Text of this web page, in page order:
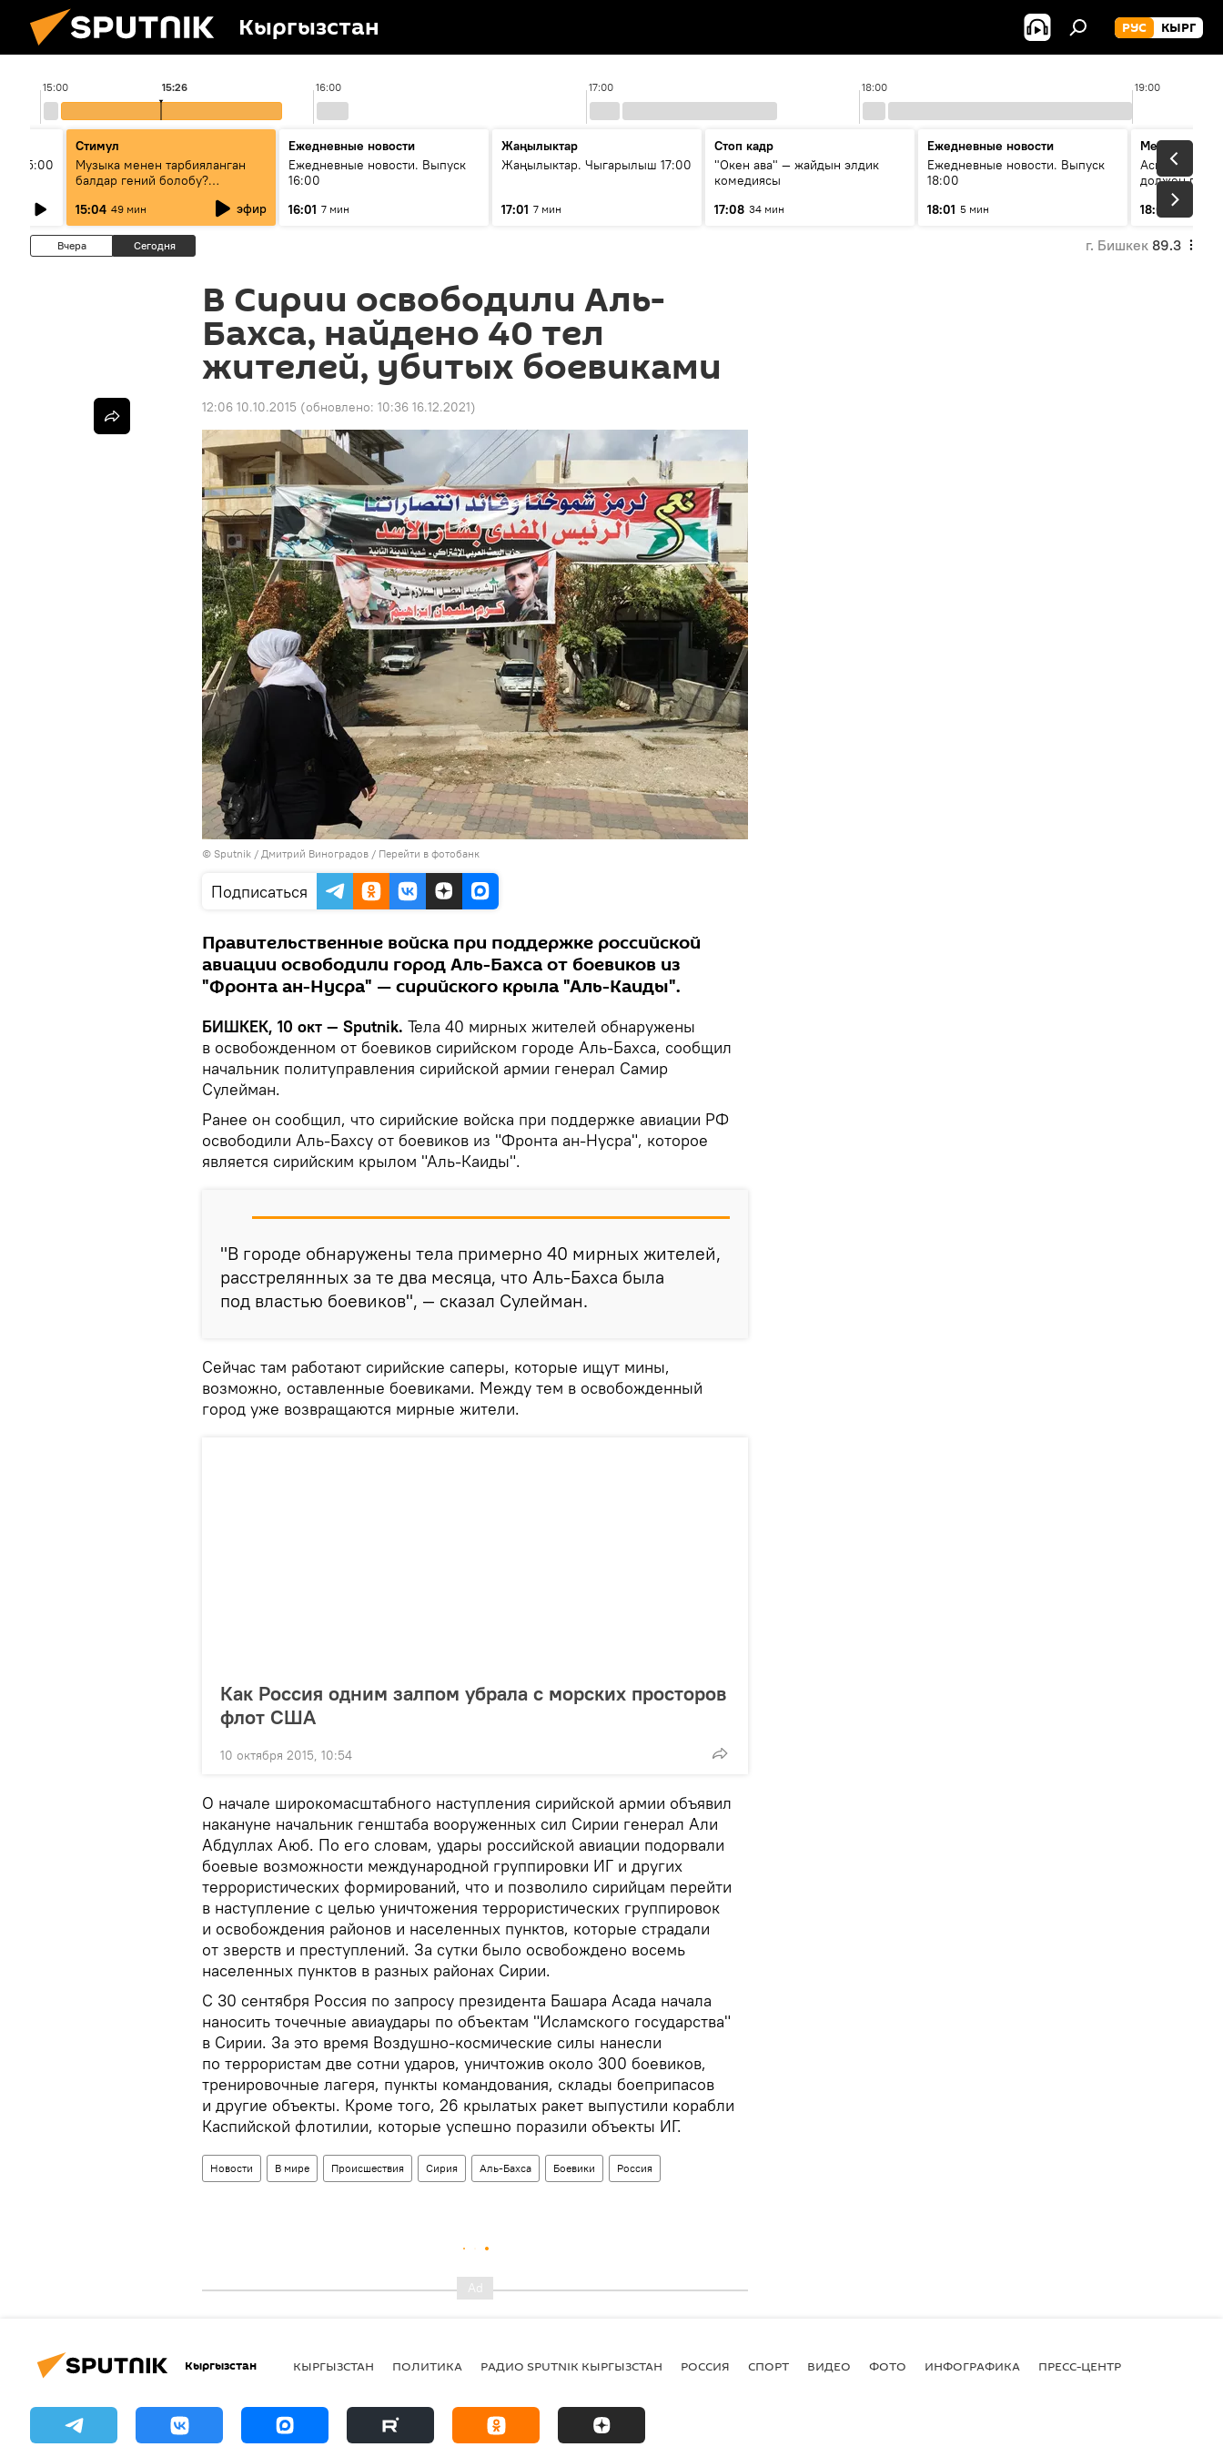
Кыргызстан РУС КЫРГ
15:00 16:00 17:00 18:00 19:00
15:26
15:00
Стимул
Музыка менен тарбияланган
балдар гений болобу?
Кыргыздын жашоосунда
музыканын орду
15:04 49 мин эфир
Ежедневные новости
Ежедневные новости. Выпуск
16:00
16:01 7 мин
Жаңылыктар
Жаңылыктар. Чыгарылыш 17:00
17:01 7 мин
Стоп кадр
"Окен ава" — жайдын элдик
комедиясы
17:08 34 мин
Ежедневные новости
Ежедневные новости. Выпуск
18:00
18:01 5 мин
Меняющие
Аскар
должен
18:06
Вчера Сегодня г. Бишкек 89.3
В Сирии освободили Аль-
Бахса, найдено 40 тел
жителей, убитых боевиками
12:06 10.10.2015 (обновлено: 10:36 16.12.2021)
© Sputnik / Дмитрий Виноградов / Перейти в фотобанк
Подписаться
Правительственные войска при поддержке российской
авиации освободили город Аль-Бахса от боевиков из
"Фронта ан-Нусра" — сирийского крыла "Аль-Каиды".
БИШКЕК, 10 окт — Sputnik. Тела 40 мирных жителей обнаружены
в освобожденном от боевиков сирийском городе Аль-Бахса, сообщил
начальник политуправления сирийской армии генерал Самир
Сулейман.
Ранее он сообщил, что сирийские войска при поддержке авиации РФ
освободили Аль-Бахсу от боевиков из "Фронта ан-Нусра", которое
является сирийским крылом "Аль-Каиды".
"В городе обнаружены тела примерно 40 мирных жителей,
расстрелянных за те два месяца, что Аль-Бахса была
под властью боевиков", — сказал Сулейман.
Сейчас там работают сирийские саперы, которые ищут мины,
возможно, оставленные боевиками. Между тем в освобожденный
город уже возвращаются мирные жители.
Как Россия одним залпом убрала с морских просторов
флот США
10 октября 2015, 10:54
О начале широкомасштабного наступления сирийской армии объявил
накануне начальник генштаба вооруженных сил Сирии генерал Али
Абдуллах Аюб. По его словам, удары российской авиации подорвали
боевые возможности международной группировки ИГ и других
террористических формирований, что и позволило сирийцам перейти
в наступление с целью уничтожения террористических группировок
и освобождения районов и населенных пунктов, которые страдали
от зверств и преступлений. За сутки было освобождено восемь
населенных пунктов в разных районах Сирии.
С 30 сентября Россия по запросу президента Башара Асада начала
наносить точечные авиаудары по объектам "Исламского государства"
в Сирии. За это время Воздушно-космические силы нанесли
по террористам две сотни ударов, уничтожив около 300 боевиков,
тренировочные лагеря, пункты командования, склады боеприпасов
и другие объекты. Кроме того, 26 крылатых ракет выпустили корабли
Каспийской флотилии, которые успешно поразили объекты ИГ.
Новости В мире Происшествия Сирия Аль-Бахса Боевики Россия
Кыргызстан КЫРГЫЗСТАН ПОЛИТИКА РАДИО SPUTNIK КЫРГЫЗСТАН РОССИЯ СПОРТ ВИДЕО ФОТО ИНФОГРАФИКА ПРЕСС-ЦЕНТР